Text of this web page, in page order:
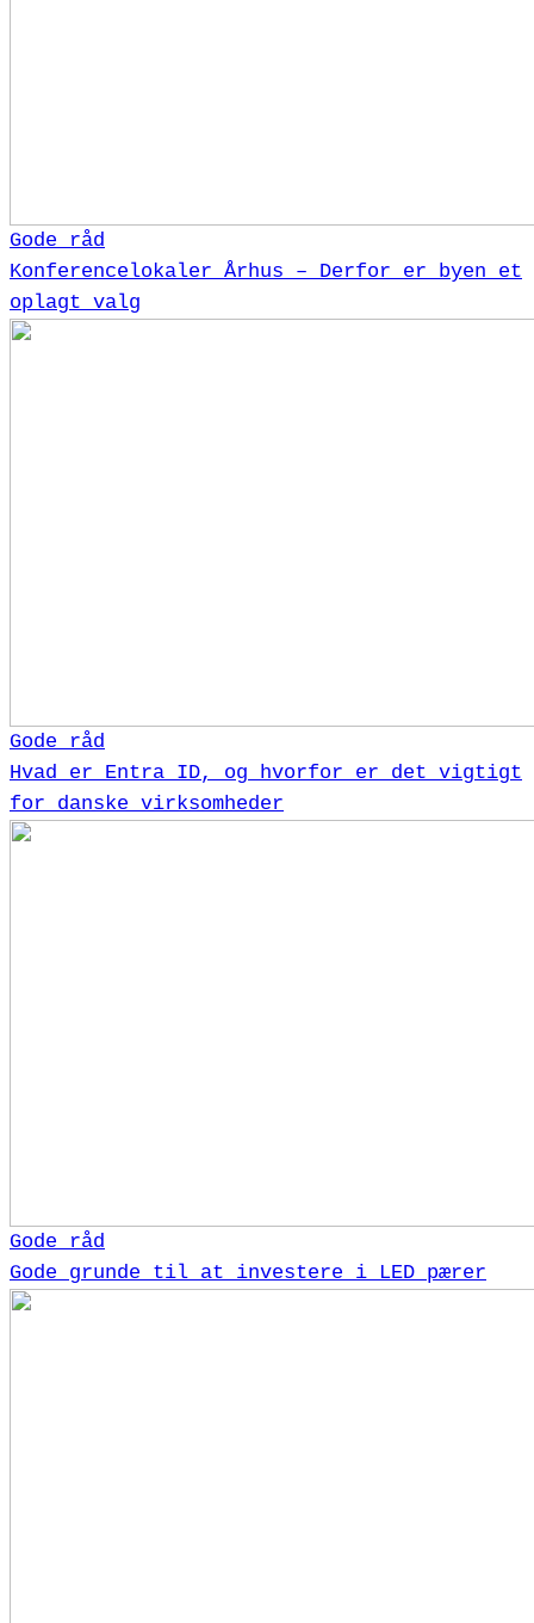
Gode råd
Konferencelokaler Århus – Derfor er byen et
oplagt valg
Gode råd
Hvad er Entra ID, og hvorfor er det vigtigt
for danske virksomheder
Gode råd
Gode grunde til at investere i LED pærer